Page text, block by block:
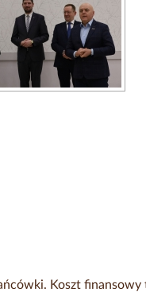
Koszt finansowy